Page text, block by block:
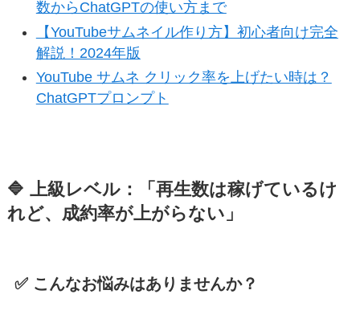
数からChatGPTの使い方まで
【YouTubeサムネイル作り方】初心者向け完全
解説！2024年版
YouTube サムネ クリック率を上げたい時は？
ChatGPTプロンプト
🔷 上級レベル：「再生数は稼げているけ
れど、成約率が上がらない」
✅ こんなお悩みはありませんか？